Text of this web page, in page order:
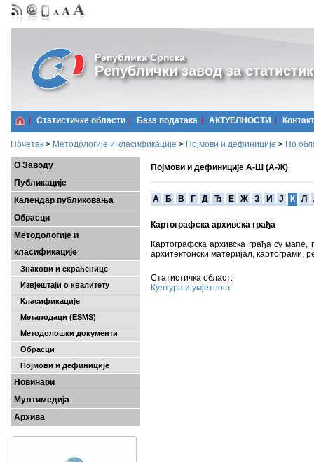
Република Српска
Републички завод за
Статистичке области Базa података АКТУЕЛНОСТИ Контакт
Почетак > Методологије и класификације > Појмови и дефиниције > По
О Заводу
Публикације
Календар публиковања
Обрасци
Методологије и
класификације
Знакови и скраћенице
Извјештаји о квалитету
Класификације
Метаподаци (ESMS)
Методолошки документи
Обрасци
Појмови и дефиниције
Новинари
Мултимедија
Архива
Појмови и дефиниције А-Ш (А-Ж)
A Б В Г Д Ђ Е Ж З И Ј К Л
Картографска архивска грађа
Картографска архивска грађа су
архитектонски материјал,
Статистичка област:
Култура и умјетност